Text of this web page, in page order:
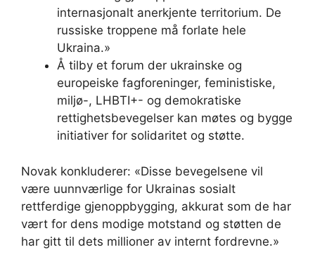
internasjonalt anerkjente territorium. De
russiske troppene må forlate hele
Ukraina.»
Å tilby et forum der ukrainske og
europeiske fagforeninger, feministiske,
miljø-, LHBTI+- og demokratiske
rettighetsbevegelser kan møtes og bygge
initiativer for solidaritet og støtte.
Novak konkluderer: «Disse bevegelsene vil
være uunnværlige for Ukrainas sosialt
rettferdige gjenoppbygging, akkurat som de har
vært for dens modige motstand og støtten de
har gitt til dets millioner av internt fordrevne.»